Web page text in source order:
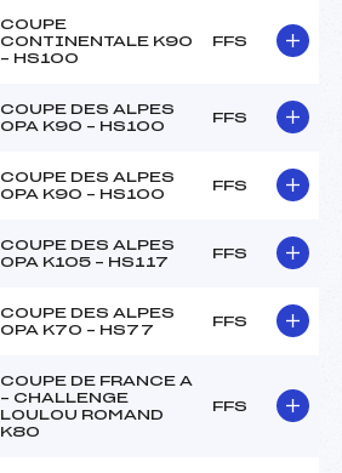
COUPE
CONTINENTALE K90
– HS100
FFS
COUPE DES ALPES
OPA K90 – HS100
FFS
COUPE DES ALPES
OPA K90 – HS100
FFS
COUPE DES ALPES
OPA K105 – HS117
FFS
COUPE DES ALPES
OPA K70 – HS77
FFS
COUPE DE FRANCE A
– CHALLENGE
LOULOU ROMAND
K80
FFS